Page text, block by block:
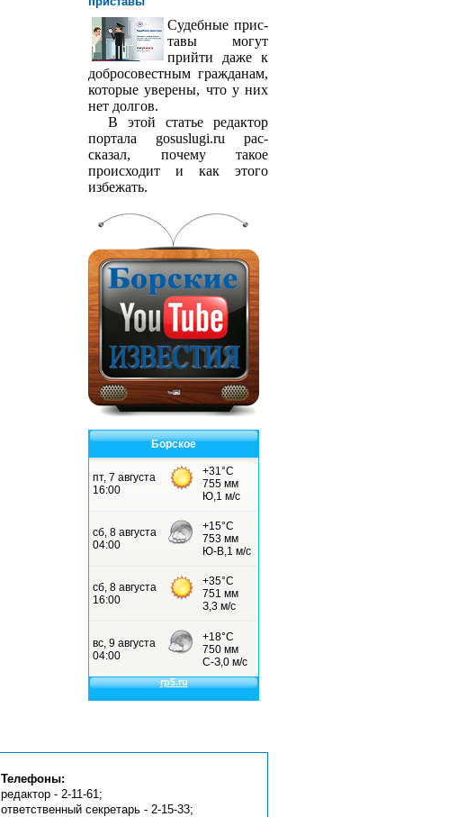
Судебные прис­
тавы могут
прийти даже к
добросовестным гражданам,
которые уверены, что у них
нет долгов.
В этой статье редактор
портала gosuslugi.ru рас­
сказал, почему такое
происходит и как этого
избежать.
Борское
Телефоны:
редактор - 2-11-61;
ответственный секретарь - 2-15-33;